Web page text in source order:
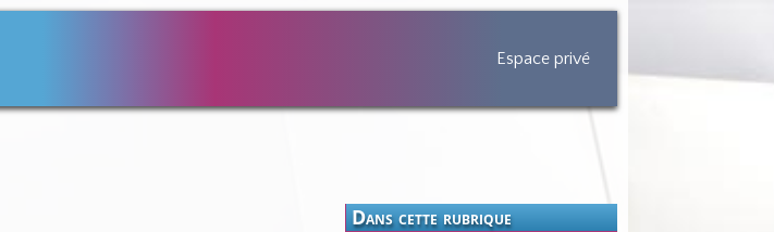
Espace privé
Dans cette rubrique